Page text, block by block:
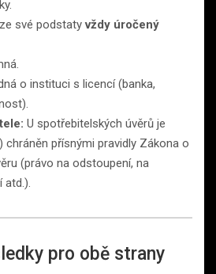
své podstatyvždy úročený
o instituci s licencí (banka,
U spotřebitelských úvěrů je
chráněn přísnými pravidly Zákona o
(právo na odstoupení, na
atd.).
pro obě strany